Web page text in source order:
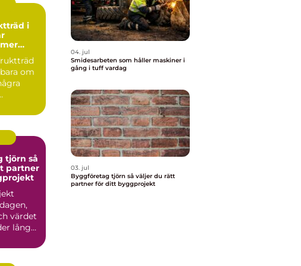
i
om
så
partner
värdet
lång
04. jul
Smidesarbeten som håller maskiner i
gång i tuff vardag
03. jul
Byggföretag tjörn så väljer du rätt
partner för ditt byggprojekt